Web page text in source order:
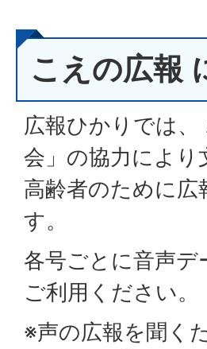
こえの広報
広報ひかりでは
会」の協力により
高齢者のために
す。
各号ごとに音声
ご利用ください。
※声の広報を聞く